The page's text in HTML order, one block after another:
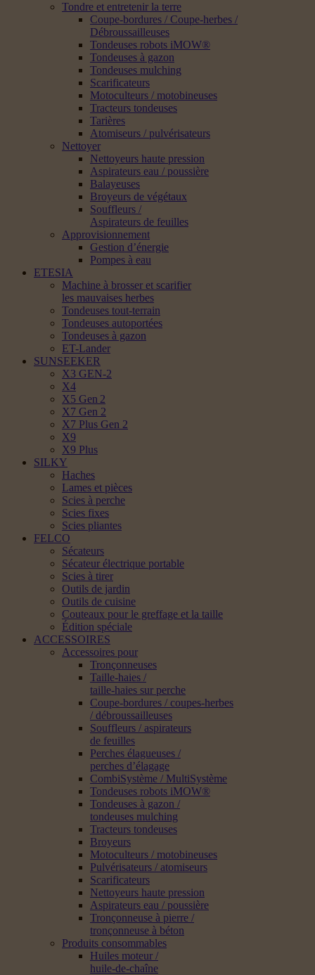
Tondre et entretenir la terre
Coupe-bordures / Coupe-herbes /
Débroussailleuses
Tondeuses robots iMOW®
Tondeuses à gazon
Tondeuses mulching
Scarificateurs
Motoculteurs / motobineuses
Tracteurs tondeuses
Tarières
Atomiseurs / pulvérisateurs
Nettoyer
Nettoyeurs haute pression
Aspirateurs eau / poussière
Balayeuses
Broyeurs de végétaux
Souffleurs /
Aspirateurs de feuilles
Approvisionnement
Gestion d’énergie
Pompes à eau
ETESIA
Machine à brosser et scarifier
les mauvaises herbes
Tondeuses tout-terrain
Tondeuses autoportées
Tondeuses à gazon
ET-Lander
SUNSEEKER
X3 GEN-2
X4
X5 Gen 2
X7 Gen 2
X7 Plus Gen 2
X9
X9 Plus
SILKY
Haches
Lames et pièces
Scies à perche
Scies fixes
Scies pliantes
FELCO
Sécateurs
Sécateur électrique portable
Scies à tirer
Outils de jardin
Outils de cuisine
Couteaux pour le greffage et la taille
Édition spéciale
ACCESSOIRES
Accessoires pour
Tronçonneuses
Taille-haies /
taille-haies sur perche
Coupe-bordures / coupes-herbes
/ débroussailleuses
Souffleurs / aspirateurs
de feuilles
Perches élagueuses /
perches d’élagage
CombiSystème / MultiSystème
Tondeuses robots iMOW®
Tondeuses à gazon /
tondeuses mulching
Tracteurs tondeuses
Broyeurs
Motoculteurs / motobineuses
Pulvérisateurs / atomiseurs
Scarificateurs
Nettoyeurs haute pression
Aspirateurs eau / poussière
Tronçonneuse à pierre /
tronçonneuse à béton
Produits consommables
Huiles moteur /
huile-de-chaîne